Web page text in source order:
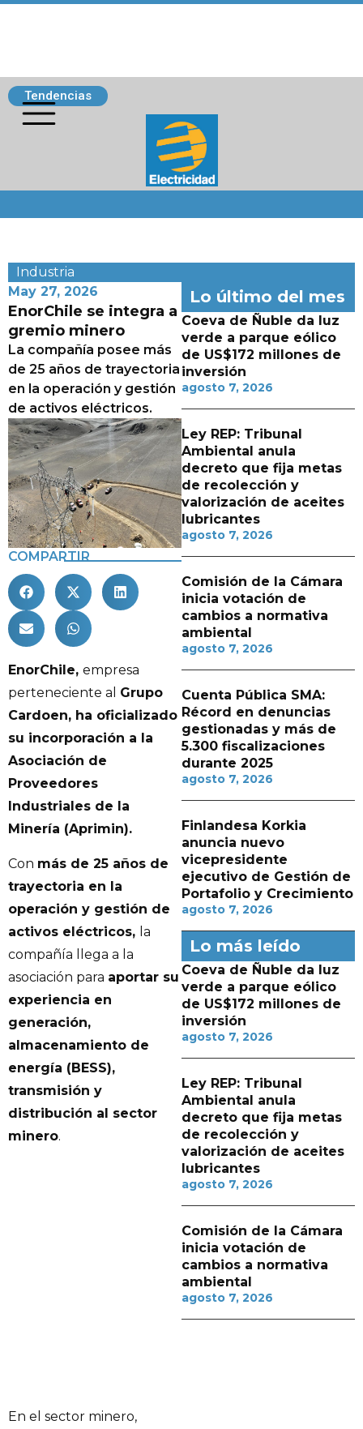
Tendencias
Industria
May 27, 2026
EnorChile se integra a
gremio minero
La compañía posee más
de 25 años de trayectoria
en la operación y gestión
de activos eléctricos.
COMPARTIR
EnorChile, empresa
perteneciente al Grupo
Cardoen, ha oficializado
su incorporación a la
Asociación de
Proveedores
Industriales de la
Minería (Aprimin).
Con más de 25 años de
trayectoria en la
operación y gestión de
activos eléctricos, la
compañía llega a la
asociación para aportar su
experiencia en
generación,
almacenamiento de
energía (BESS),
transmisión y
distribución al sector
minero.
En el sector minero,
Lo último del mes
Coeva de Ñuble da luz
verde a parque eólico
de US$172 millones de
inversión
agosto 7, 2026
Ley REP: Tribunal
Ambiental anula
decreto que fija metas
de recolección y
valorización de aceites
lubricantes
agosto 7, 2026
Comisión de la Cámara
inicia votación de
cambios a normativa
ambiental
agosto 7, 2026
Cuenta Pública SMA:
Récord en denuncias
gestionadas y más de
5.300 fiscalizaciones
durante 2025
agosto 7, 2026
Finlandesa Korkia
anuncia nuevo
vicepresidente
ejecutivo de Gestión de
Portafolio y Crecimiento
agosto 7, 2026
Lo más leído
Coeva de Ñuble da luz
verde a parque eólico
de US$172 millones de
inversión
agosto 7, 2026
Ley REP: Tribunal
Ambiental anula
decreto que fija metas
de recolección y
valorización de aceites
lubricantes
agosto 7, 2026
Comisión de la Cámara
inicia votación de
cambios a normativa
ambiental
agosto 7, 2026